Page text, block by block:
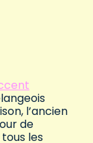
l’ancien
de
les